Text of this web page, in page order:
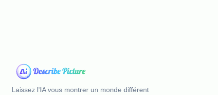
Laissez l'IA vous montrer un monde différent